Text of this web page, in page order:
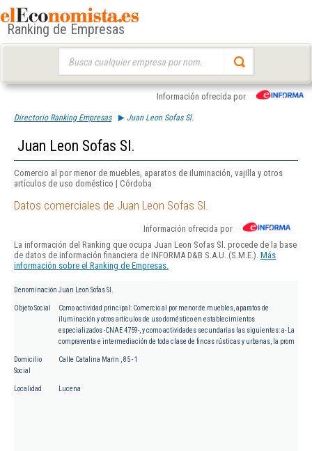
Ranking de Empresas
Información ofrecida por
Directorio Ranking Empresas Juan Leon Sofas Sl.
Juan Leon Sofas Sl.
Comercio al por menor de muebles, aparatos de iluminación, vajilla y otros
artículos de uso doméstico | Córdoba
Datos comerciales de Juan Leon Sofas Sl.
Información ofrecida por
La información del Ranking que ocupa Juan Leon Sofas Sl. procede de la base
de datos de información financiera de INFORMA D&B S.A.U. (S.M.E.). Más
información sobre el Ranking de Empresas.
Denominación Juan Leon Sofas Sl.
Objeto Social
Como actividad principal: Comercio al por menor de muebles, aparatos de
iluminación y otros artículos de uso doméstico en establecimientos
especializados -CNAE 4759-, y como actividades secundarias las siguientes: a- La
compraventa e intermediación de toda clase de fincas rústicas y urbanas, la prom
Domicilio
Social
Calle Catalina Marin , 85 - 1
Localidad Lucena